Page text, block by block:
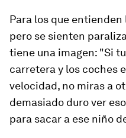
Para los que
pero se sienten
tiene una imagen: "Si
carretera y los coches
velocidad, no miras a
demasiado duro ver
para sacar a ese niño